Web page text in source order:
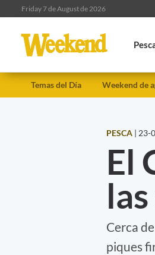
Friday 7 de August de 2026
Temas del Día Weekend de
PESCA | 23-
El
Cerca
piques